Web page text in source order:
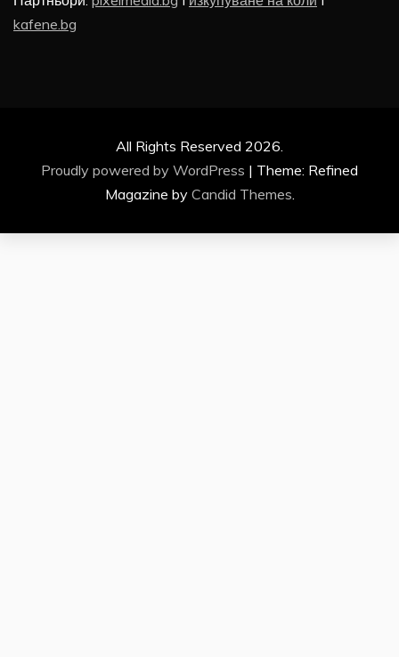
kafene.bg
All Rights Reserved 2026.
Proudly powered by WordPress | Theme: Refined
Magazine by Candid Themes